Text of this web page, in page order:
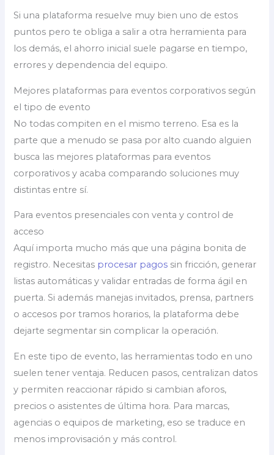
Si una plataforma resuelve muy bien uno de estos
puntos pero te obliga a salir a otra herramienta para
los demás, el ahorro inicial suele pagarse en tiempo,
errores y dependencia del equipo.
Mejores plataformas para eventos corporativos según
el tipo de evento
No todas compiten en el mismo terreno. Esa es la
parte que a menudo se pasa por alto cuando alguien
busca las mejores plataformas para eventos
corporativos y acaba comparando soluciones muy
distintas entre sí.
Para eventos presenciales con venta y control de
acceso
Aquí importa mucho más que una página bonita de
registro. Necesitas procesar pagos sin fricción, generar
listas automáticas y validar entradas de forma ágil en
puerta. Si además manejas invitados, prensa, partners
o accesos por tramos horarios, la plataforma debe
dejarte segmentar sin complicar la operación.
En este tipo de evento, las herramientas todo en uno
suelen tener ventaja. Reducen pasos, centralizan datos
y permiten reaccionar rápido si cambian aforos,
precios o asistentes de última hora. Para marcas,
agencias o equipos de marketing, eso se traduce en
menos improvisación y más control.